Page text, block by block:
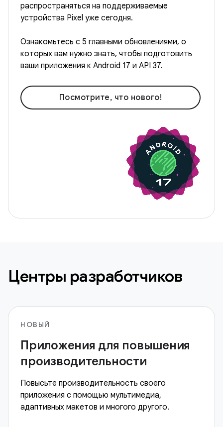
распространяться на поддерживаемые
устройства Pixel уже сегодня.
Ознакомьтесь с 5 главными обновлениями, о
которых вам нужно знать, чтобы подготовить
ваши приложения к Android 17 и API 37.
Посмотрите, что нового!
Центры разработчиков
НОВЫЙ
Приложения для повышения
производительности
Повысьте производительность своего
приложения с помощью мультимедиа,
адаптивных макетов и многого другого.